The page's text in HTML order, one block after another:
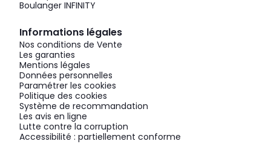
Boulanger INFINITY
Informations légales
Nos conditions de Vente
Les garanties
Mentions légales
Données personnelles
Paramétrer les cookies
Politique des cookies
Système de recommandation
Les avis en ligne
Lutte contre la corruption
Accessibilité : partiellement conforme